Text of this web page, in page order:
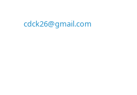
cdck26@gmail.com